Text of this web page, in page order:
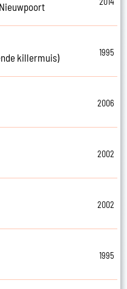
killermuis)
1995
2006
2002
2002
1995